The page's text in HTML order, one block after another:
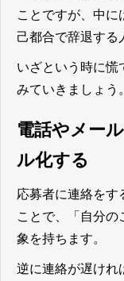
ことですが、中に
己都合で辞退する
いざという時に慌
みていきましょう。
電話やメー
ル化する
応募者に連絡をす
ことで、「自分の
象を持ちます。
逆に連絡が遅けれ